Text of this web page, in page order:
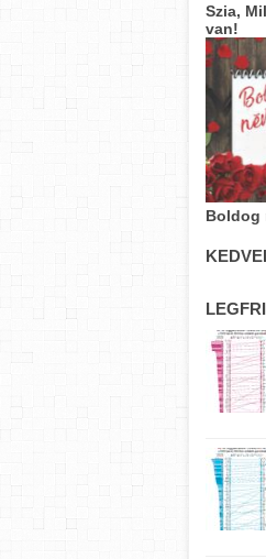
Szia,
van!
Boldog